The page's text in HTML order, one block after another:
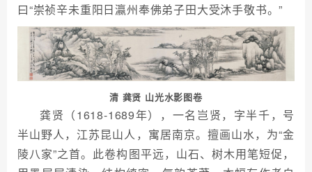
曰“崇祯辛未重阳日瀛州奉佛弟子田大受沐手敬书。”
清 龚贤 山光水影图卷
龚贤（1618-1689年），一名岂贤，字半千，号
半山野人，江苏昆山人，寓居南京。擅画山水，为“金
陵八家”之首。此卷构图平远，山石、树木用笔短促，